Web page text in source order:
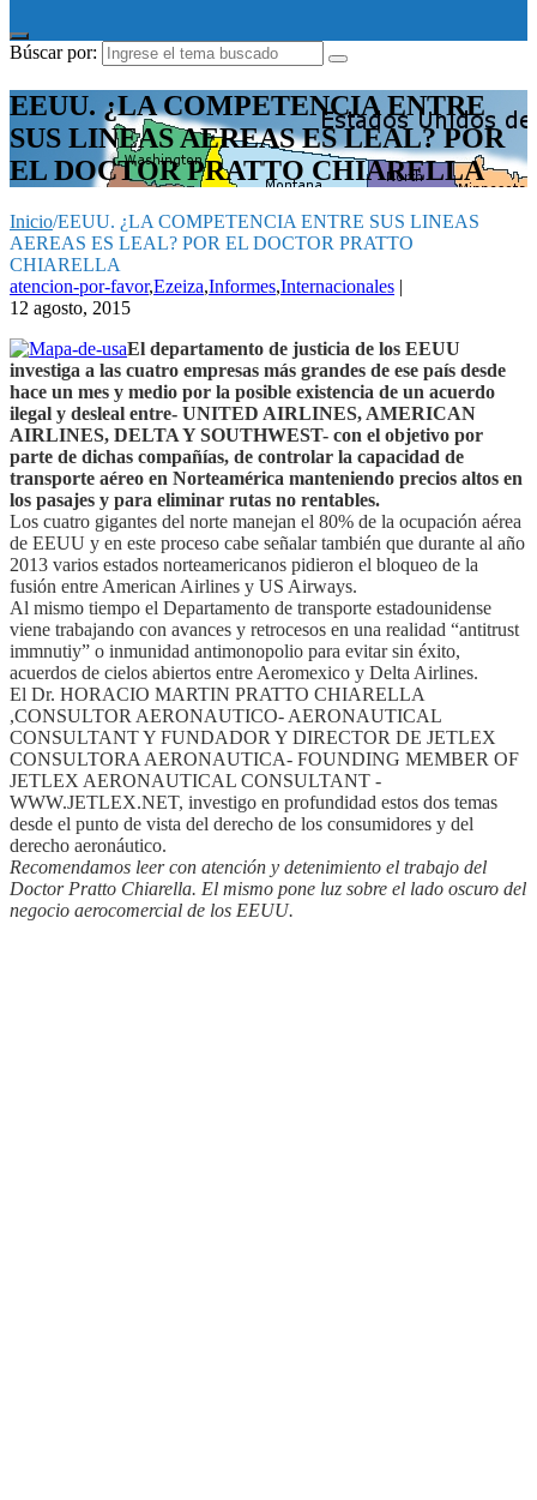
Búscar por:
EEUU. ¿LA COMPETENCIA ENTRE
SUS LINEAS AEREAS ES LEAL? POR
EL DOCTOR PRATTO CHIARELLA
Inicio/EEUU. ¿LA COMPETENCIA ENTRE SUS LINEAS
AEREAS ES LEAL? POR EL DOCTOR PRATTO
CHIARELLA
atencion-por-favor,Ezeiza,Informes,Internacionales |
12 agosto, 2015
El departamento de justicia de los EEUU
investiga a las cuatro empresas más grandes de ese país desde
hace un mes y medio por la posible existencia de un acuerdo
ilegal y desleal entre- UNITED AIRLINES, AMERICAN
AIRLINES, DELTA Y SOUTHWEST- con el objetivo por
parte de dichas compañías, de controlar la capacidad de
transporte aéreo en Norteamérica manteniendo precios altos en
los pasajes y para eliminar rutas no rentables.
Los cuatro gigantes del norte manejan el 80% de la ocupación aérea
de EEUU y en este proceso cabe señalar también que durante al año
2013 varios estados norteamericanos pidieron el bloqueo de la
fusión entre American Airlines y US Airways.
Al mismo tiempo el Departamento de transporte estadounidense
viene trabajando con avances y retrocesos en una realidad “antitrust
immnutiy” o inmunidad antimonopolio para evitar sin éxito,
acuerdos de cielos abiertos entre Aeromexico y Delta Airlines.
El Dr. HORACIO MARTIN PRATTO CHIARELLA
,CONSULTOR AERONAUTICO- AERONAUTICAL
CONSULTANT Y FUNDADOR Y DIRECTOR DE JETLEX
CONSULTORA AERONAUTICA- FOUNDING MEMBER OF
JETLEX AERONAUTICAL CONSULTANT -
WWW.JETLEX.NET, investigo en profundidad estos dos temas
desde el punto de vista del derecho de los consumidores y del
derecho aeronáutico.
Recomendamos leer con atención y detenimiento el trabajo del
Doctor Pratto Chiarella. El mismo pone luz sobre el lado oscuro del
negocio aerocomercial de los EEUU.